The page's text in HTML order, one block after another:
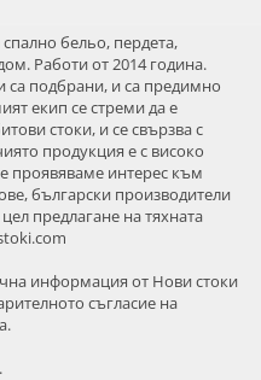
бельо, пердета,
Работи от 2014 година.
са подбрани, и са предимно
екип се стреми да е
стоки, и се свързва с
продукция е с високо
проявяваме интерес към
български производители
предлагане на тяхната
информация от Нови стоки
съгласие на